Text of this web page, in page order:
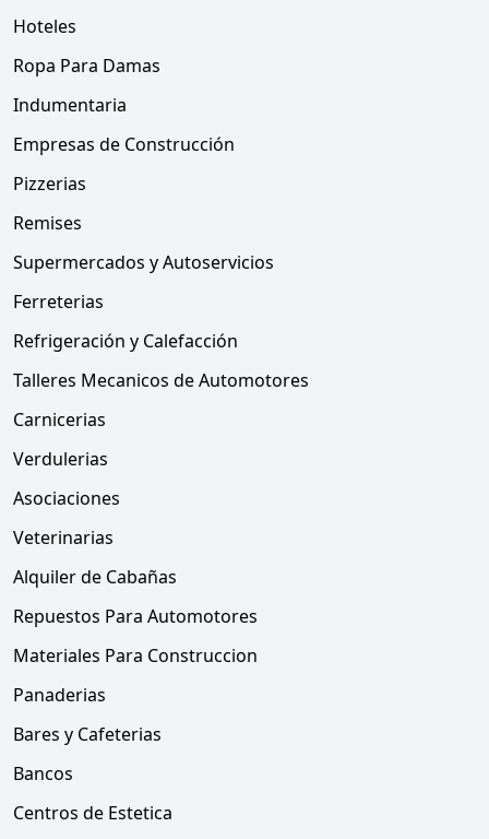
Hoteles
Ropa Para Damas
Indumentaria
Empresas de Construcción
Pizzerias
Remises
Supermercados y Autoservicios
Ferreterias
Refrigeración y Calefacción
Talleres Mecanicos de Automotores
Carnicerias
Verdulerias
Asociaciones
Veterinarias
Alquiler de Cabañas
Repuestos Para Automotores
Materiales Para Construccion
Panaderias
Bares y Cafeterias
Bancos
Centros de Estetica